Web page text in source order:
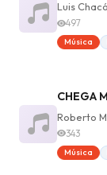
497
Música
343
Música